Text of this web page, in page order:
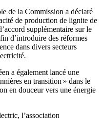
de la Commission a déclaré
de production de lignite de
supplémentaire sur le
d’introduire des réformes
dans divers secteurs
a également lancé une
en transition » dans le
en douceur vers une énergie
l’association